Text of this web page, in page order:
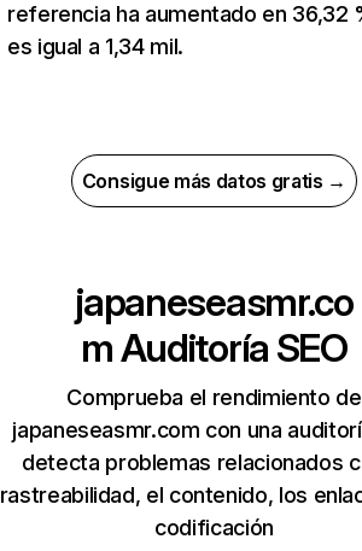
referencia ha aumentado en 36,32
es igual a 1,34 mil.
Consigue más datos gratis →
japaneseasmr.co
mAuditoría SEO
Comprueba el rendimiento de
japaneseasmr.com con una
detecta problemas relacionados
rastreabilidad, el contenido, los
codificación